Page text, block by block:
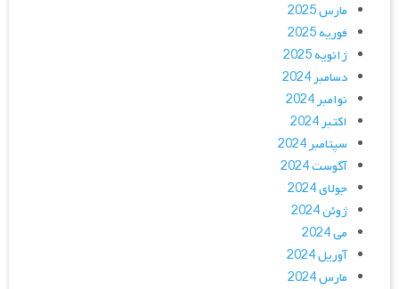
مارس 2025
فوریه 2025
ژانویه 2025
دسامبر 2024
نوامبر 2024
اکتبر 2024
سپتامبر 2024
آگوست 2024
جولای 2024
ژوئن 2024
می 2024
آوریل 2024
مارس 2024